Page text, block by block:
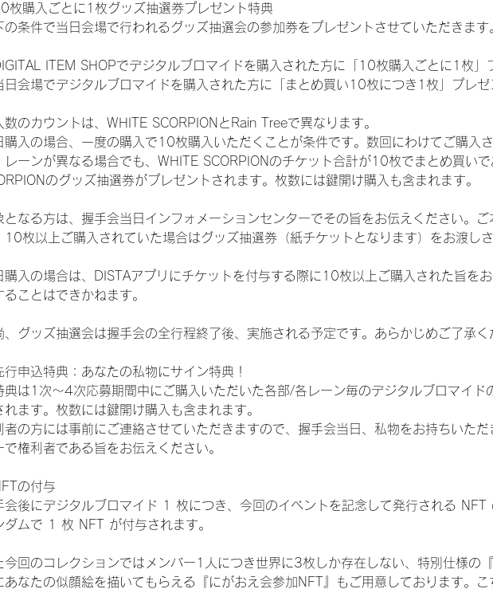
購入ごとに1枚グッズ抽選券プレゼント特典
の条件で当日会場で行われるグッズ抽選会の参加券をプレゼントさせていただきます
ITEM SHOPでデジタルブロマイドを購入された方に「10枚購入ごとに1枚」
会場でデジタルブロマイドを購入された方に「まとめ買い10枚につき1枚」プレゼ
数のカウントは、WHITE SCORPIONとRain Treeで異なります。
購入の場合、一度の購入で10枚購入いただくことが条件です。数回にわけてご購入
レーンが異なる場合でも、WHITE SCORPIONのチケット合計が10枚でまとめ買い
のグッズ抽選券がプレゼントされます。枚数には鍵開け購入も含まれます。
となる方は、握手会当日インフォメーションセンターでその旨をお伝えください。
10枚以上ご購入されていた場合はグッズ抽選券（紙チケットとなります）をお渡しさ
購入の場合は、DISTAアプリにチケットを付与する際に10枚以上ご購入された旨を
ることはできかねます。
グッズ抽選会は握手会の全行程終了後、実施される予定です。あらかじめご了承く
申込特典：あなたの私物にサイン特典！
典は1次〜4次応募期間中にご購入いただいた各部/各レーン毎のデジタルブロマイド
れます。枚数には鍵開け購入も含まれます。
者の方には事前にご連絡させていただきますので、握手会当日、私物をお持ちいた
で権利者である旨をお伝えください。
の付与
会後にデジタルブロマイド 1 枚につき、今回のイベントを記念して発行される NFT
ダムで 1 枚 NFT が付与されます。
今回のコレクションではメンバー1人につき世界に3枚しか存在しない、特別仕様の
あなたの似顔絵を描いてもらえる『にがおえ会参加NFT』もご用意しております。